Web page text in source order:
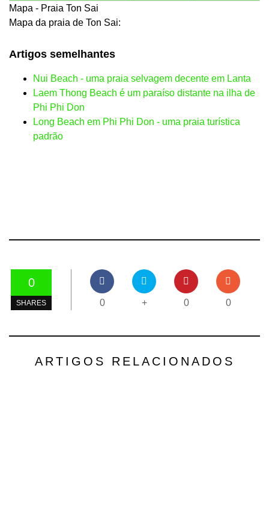
Mapa - Praia Ton Sai
Mapa da praia de Ton Sai:
Artigos semelhantes
Nui Beach - uma praia selvagem decente em Lanta
Laem Thong Beach é um paraíso distante na ilha de
Phi Phi Don
Long Beach em Phi Phi Don - uma praia turística
padrão
0
SHARES 0 + 0 0
ARTIGOS RELACIONADOS